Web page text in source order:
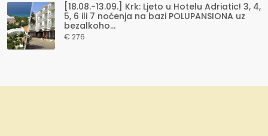
[18.08.-13.09.] Krk: Ljeto u Hotelu Adriatic! 3, 4,
5, 6 ili 7 noćenja na bazi POLUPANSIONA uz
bezalkoho...
€ 276